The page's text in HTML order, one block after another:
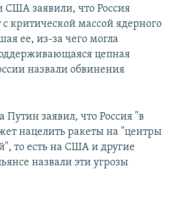
США заявили, что Россия
критической массой ядерного
ее, из-за чего могла
цепная
назвали обвинения
Путин заявил, что Россия "в
нацелить ракеты на "центры
то есть на США и другие
назвали эти угрозы